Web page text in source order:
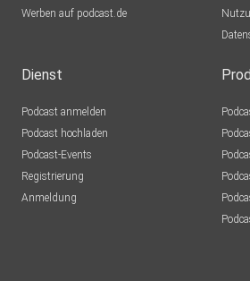
Werben auf podcast.de
Dienst
Podcast anmelden
Podcast hochladen
Podcast-Events
Registrierung
Anmeldung